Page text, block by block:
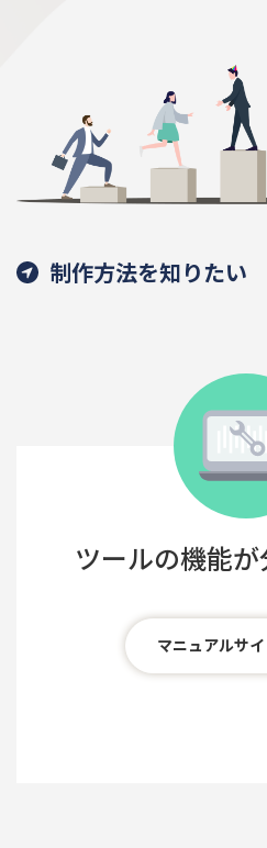
制作方法を知りたい
ツールの機能
マニュアルサ